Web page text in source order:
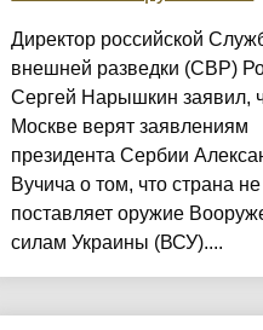
Директор российской
внешней разведки (СВР)
Сергей Нарышкин заявил,
Москве верят заявлениям
президента Сербии
Вучича о том, что страна не
поставляет оружие
силам Украины (ВСУ)....